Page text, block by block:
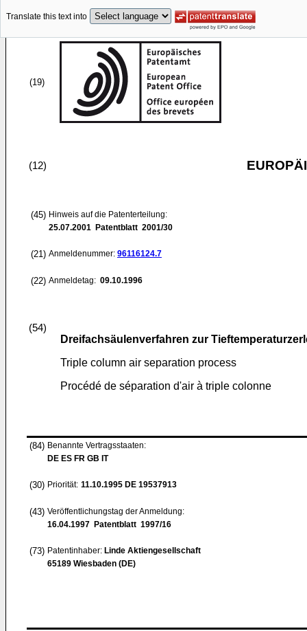
Translate this text into
(19)
(12)
(45) Hinweis auf die Patenterteilung:
25.07.2001 Patentblatt 2001/30
(21) Anmeldenummer: 96116124.7
(22) Anmeldetag: 09.10.1996
(54)
Dreifachsäulenverfahren zur
Triple column air separation process
Procédé de séparation d'air à triple colonne
(84) Benannte Vertragsstaaten:
DE ES FR GB IT
(30) Priorität: 11.10.1995 DE 19537913
(43) Veröffentlichungstag der Anmeldung:
16.04.1997 Patentblatt 1997/16
(73) Patentinhaber: Linde Aktiengesellschaft
65189 Wiesbaden (DE)